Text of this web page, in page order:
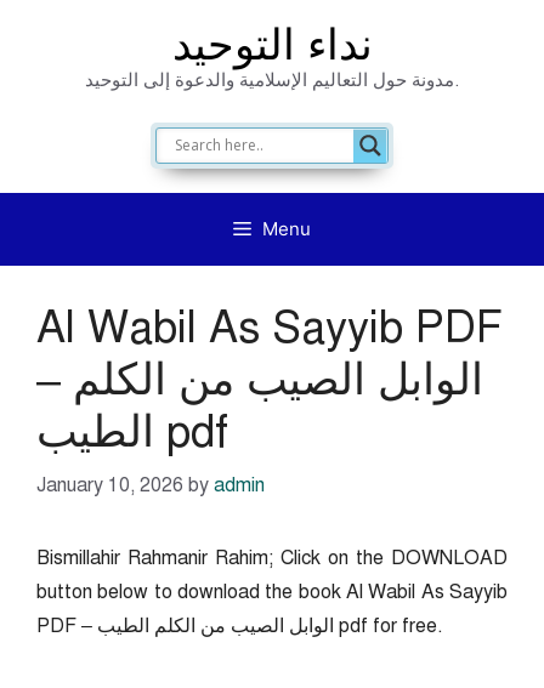
نداء التوحيد
مدونة حول التعاليم الإسلامية والدعوة إلى التوحيد.
Menu
Al Wabil As Sayyib PDF
– الوابل الصيب من الكلم
الطيب pdf
January 10, 2026 by admin
Bismillahir Rahmanir Rahim; Click on the DOWNLOAD
button below to download the book Al Wabil As Sayyib
PDF – الوابل الصيب من الكلم الطيب pdf for free.